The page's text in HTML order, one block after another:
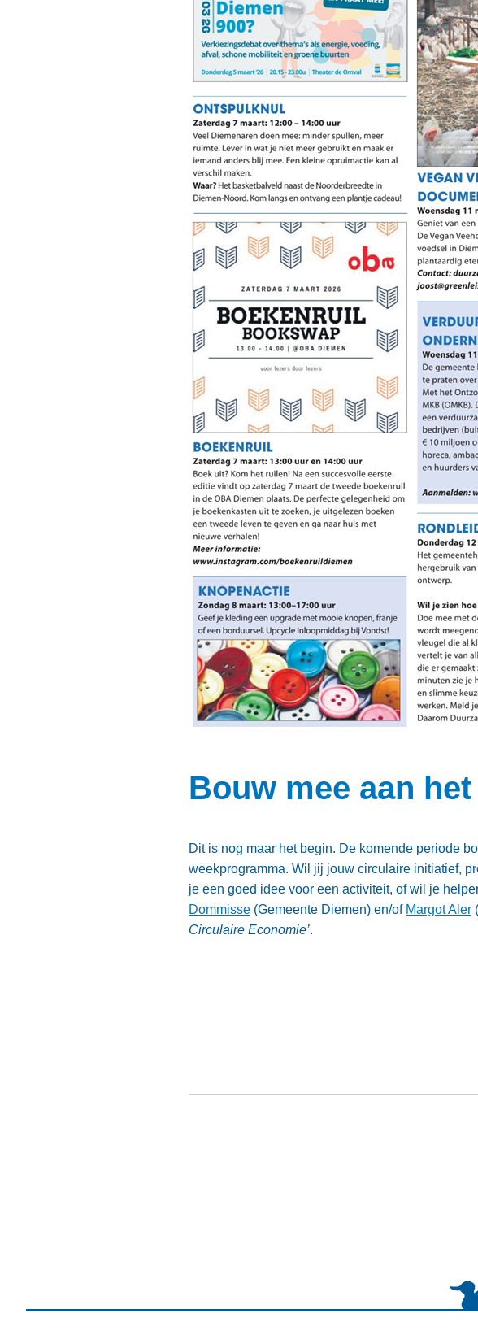
Bouw mee aan
Dit is nog maar het begin. De komende periode
weekprogramma. Wil jij jouw circulaire initiatief,
je een goed idee voor een activiteit, of wil je
Dommisse (Gemeente Diemen) en/of Margot Aler
Circulaire Economie’.